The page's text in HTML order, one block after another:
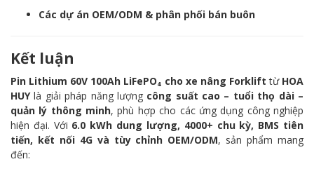
Các dự án OEM/ODM & phân phối bán buôn
Kết luận
Pin Lithium 60V 100Ah LiFePO₄ cho xe nâng Forklift từ HOA
HUYlà giải pháp năng lượng công suất cao – tuổi thọ dài –
quản lý thông minh, phù hợp cho các ứng dụng công nghiệp
hiện đại. Với 6.0 kWh dung lượng, 4000+ chu kỳ, BMS tiên
tiến, kết nối 4G và tùy chỉnh OEM/ODM, sản phẩm mang
đến: